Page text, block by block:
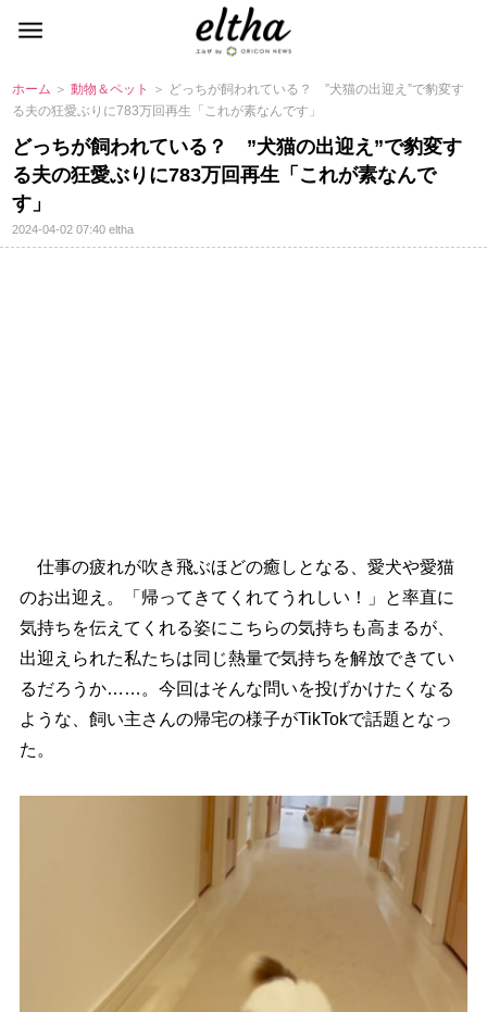
ホーム ＞動物＆ペット
＞ どっちが飼われている？ ”犬猫の出迎え”で豹変す
る夫の狂愛ぶりに783万回再生「これが素なんです」
どっちが飼われている？ ”犬猫の出迎え”で豹変す
る夫の狂愛ぶりに783万回再生「これが素なんで
す」
2024-04-02 07:40eltha
仕事の疲れが吹き飛ぶほどの癒しとなる、愛犬や愛猫
のお出迎え。「帰ってきてくれてうれしい！」と率直に
気持ちを伝えてくれる姿にこちらの気持ちも高まるが、
出迎えられた私たちは同じ熱量で気持ちを解放できてい
るだろうか……。今回はそんな問いを投げかけたくなる
ような、飼い主さんの帰宅の様子がTikTokで話題となっ
た。